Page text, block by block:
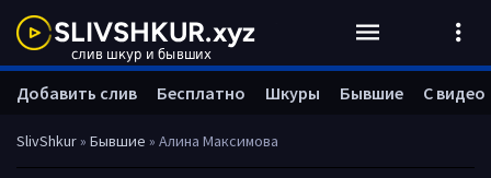
SlivShkur» Бывшие » Алина Максимова
Добавить слив Бесплатно Шкуры Бывшие С видео